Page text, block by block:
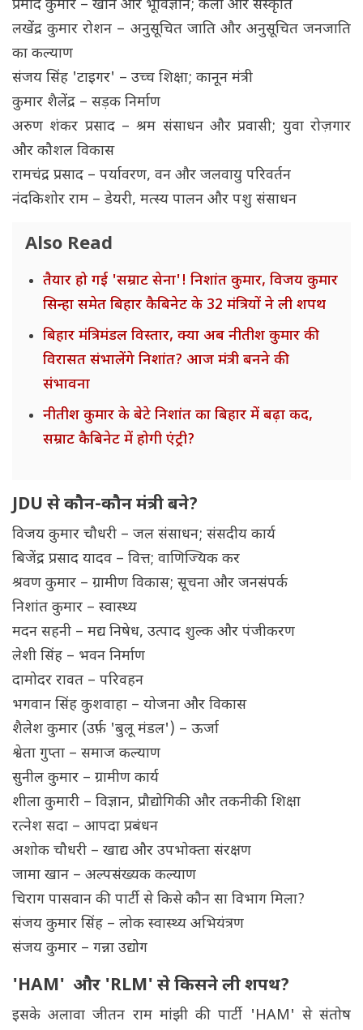
प्रमोद कुमार – खान और भूविज्ञान; कला और संस्कृति
लखेंद्र कुमार रोशन – अनुसूचित जाति और अनुसूचित जनजाति
का कल्याण
संजय सिंह 'टाइगर' – उच्च शिक्षा; कानून मंत्री
कुमार शैलेंद्र – सड़क निर्माण
अरुण शंकर प्रसाद – श्रम संसाधन और प्रवासी; युवा रोज़गार
और कौशल विकास
रामचंद्र प्रसाद – पर्यावरण, वन और जलवायु परिवर्तन
नंदकिशोर राम – डेयरी, मत्स्य पालन और पशु संसाधन
Also Read
तैयार हो गई 'सम्राट सेना'! निशांत कुमार, विजय कुमार
सिन्हा समेत बिहार कैबिनेट के 32 मंत्रियों ने ली शपथ
बिहार मंत्रिमंडल विस्तार, क्या अब नीतीश कुमार की
विरासत संभालेंगे निशांत? आज मंत्री बनने की
संभावना
नीतीश कुमार के बेटे निशांत का बिहार में बढ़ा कद,
सम्राट कैबिनेट में होगी एंट्री?
JDU से कौन-कौन मंत्री बने?
विजय कुमार चौधरी – जल संसाधन; संसदीय कार्य
बिजेंद्र प्रसाद यादव – वित्त; वाणिज्यिक कर
श्रवण कुमार – ग्रामीण विकास; सूचना और जनसंपर्क
निशांत कुमार – स्वास्थ्य
मदन सहनी – मद्य निषेध, उत्पाद शुल्क और पंजीकरण
लेशी सिंह – भवन निर्माण
दामोदर रावत – परिवहन
भगवान सिंह कुशवाहा – योजना और विकास
शैलेश कुमार (उर्फ़ 'बुलू मंडल') – ऊर्जा
श्वेता गुप्ता – समाज कल्याण
सुनील कुमार – ग्रामीण कार्य
शीला कुमारी – विज्ञान, प्रौद्योगिकी और तकनीकी शिक्षा
रत्नेश सदा – आपदा प्रबंधन
अशोक चौधरी – खाद्य और उपभोक्ता संरक्षण
जामा खान – अल्पसंख्यक कल्याण
चिराग पासवान की पार्टी से किसे कौन सा विभाग मिला?
संजय कुमार सिंह – लोक स्वास्थ्य अभियंत्रण
संजय कुमार – गन्ना उद्योग
'HAM' और 'RLM' से किसने ली शपथ?
इसके अलावा जीतन राम मांझी की पार्टी 'HAM' से संतोष